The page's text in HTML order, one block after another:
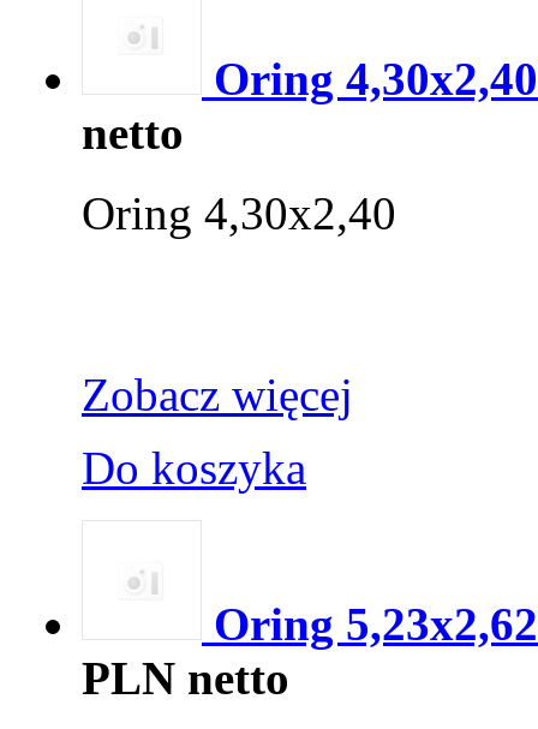
Oring 4,30x2,40
netto
Oring 4,30x2,40
Zobacz więcej
Do koszyka
Oring
PLN netto